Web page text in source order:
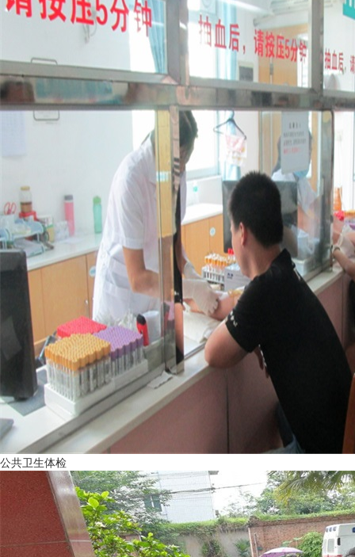
公共卫生体检